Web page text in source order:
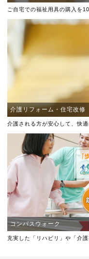
ご自宅での福祉用具の購入を
介護リフォーム・住宅改修
介護される方が安心して、快
コンパスウォーク
充実した「リハビリ」や「介